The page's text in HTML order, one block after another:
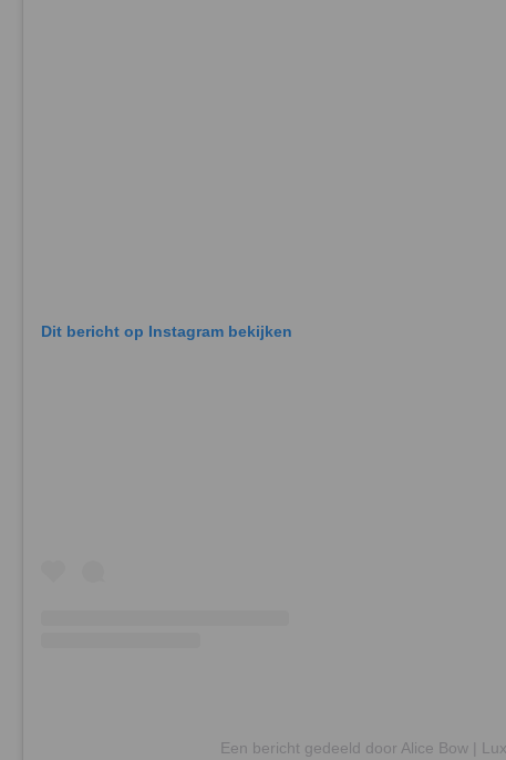
Dit bericht op Instagram bekijken
Een bericht gedeeld door Alice Bow |